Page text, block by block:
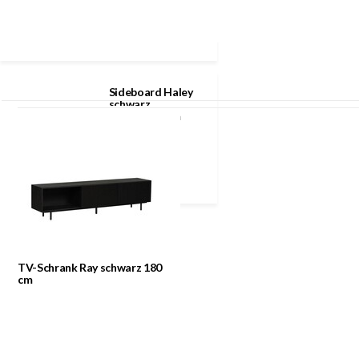
Sideboard Haley
schwarz
160x45x74 cm
Zuletzt angesehen
TV-Schrank Ray schwarz 180
cm